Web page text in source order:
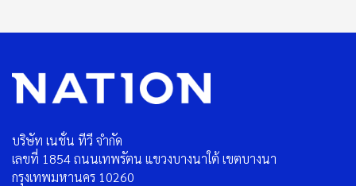
บริษัท เนชั่น ทีวี จำกัด
เลขที่ 1854 ถนนเทพรัตน แขวงบางนาใต้ เขตบางนา
กรุงเทพมหานคร 10260